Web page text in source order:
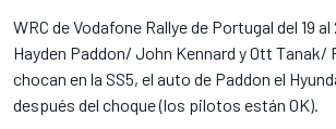
WRC de Vodafone Rallye de Portugal del 19 al
Hayden Paddon/ John Kennard y Ott Tanak/
chocan en la SS5, el auto de Paddon el
después del choque (los pilotos están OK).